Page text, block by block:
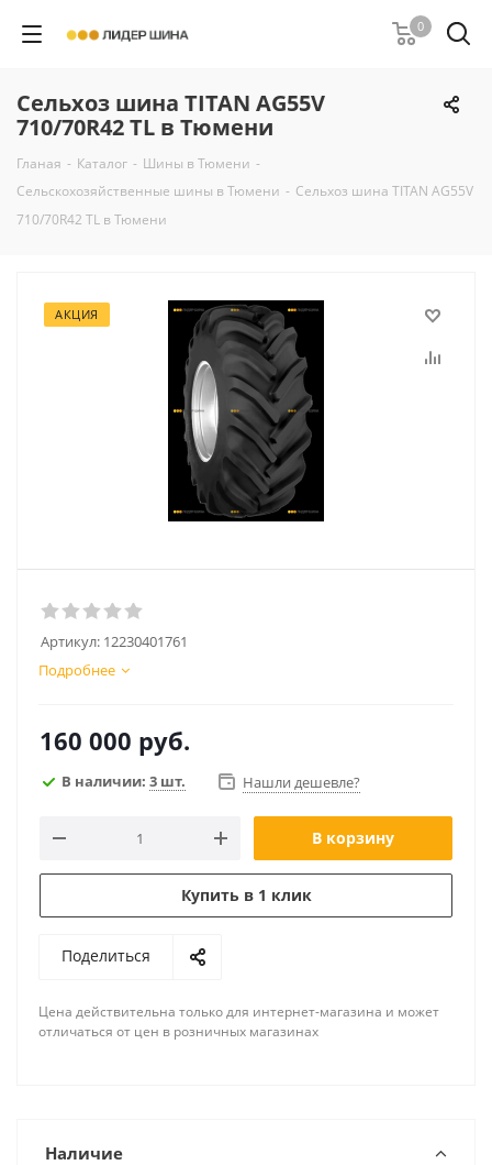
0
Сельхоз шина TITAN AG55V
710/70R42 TL в Тюмени
Гланая - Каталог - Шины в Тюмени -
Сельскохозяйственные шины в Тюмени - Сельхоз шина TITAN AG55V
710/70R42 TL в Тюмени
АКЦИЯ
Артикул: 12230401761
Подробнее
160 000 руб.
В наличии: 3 шт. Нашли дешевле?
В корзину
Купить в 1 клик
Поделиться
Цена действительна только для интернет-магазина и может
отличаться от цен в розничных магазинах
Наличие